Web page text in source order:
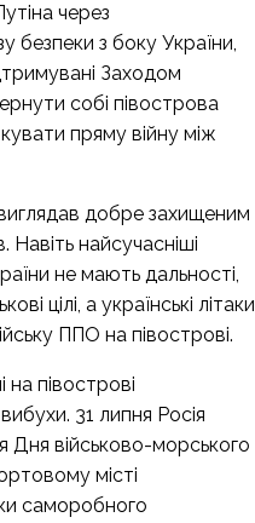
через
безпеки з боку України,
Заходом
собі півострова
пряму війну між
добре захищеним
Навіть найсучасніші
не мають дальності,
цілі, а українські літаки
ППО на півострові.
півострові
31 липня Росія
Дня військово-морського
місті
саморобного